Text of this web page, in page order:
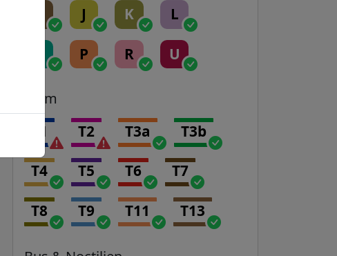
J K L
P R U
Tram
T1 T2 T3a T3b
T4 T5 T6 T7
T8 T9 T11 T13